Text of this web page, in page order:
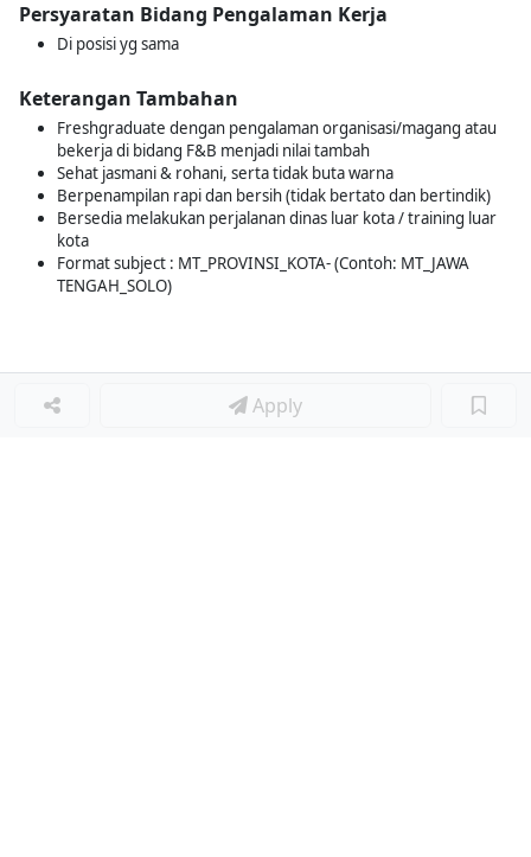
Persyaratan Bidang Pengalaman Kerja
Di posisi yg sama
Keterangan Tambahan
Freshgraduate dengan pengalaman organisasi/magang atau
bekerja di bidang F&B menjadi nilai tambah
Sehat jasmani & rohani, serta tidak buta warna
Berpenampilan rapi dan bersih (tidak bertato dan bertindik)
Bersedia melakukan perjalanan dinas luar kota / training luar
kota
Format subject : MT_PROVINSI_KOTA- (Contoh: MT_JAWA
TENGAH_SOLO)
Apply